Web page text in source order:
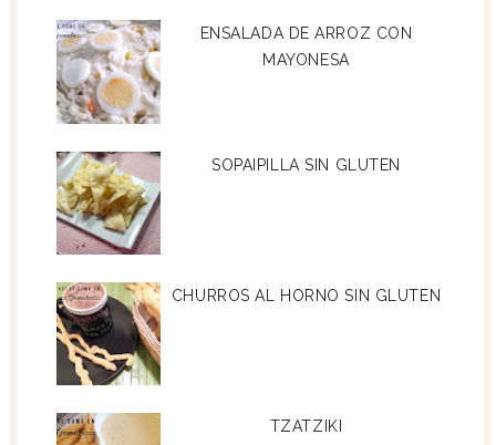
ENSALADA DE ARROZ CON
MAYONESA
SOPAIPILLA SIN GLUTEN
CHURROS AL HORNO SIN GLUTEN
TZATZIKI